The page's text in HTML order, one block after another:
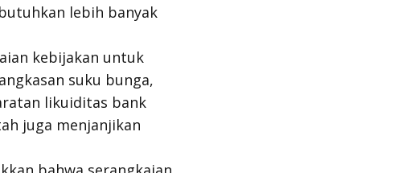
lebih banyak
kebijakan untuk
suku bunga,
likuiditas bank
juga menjanjikan